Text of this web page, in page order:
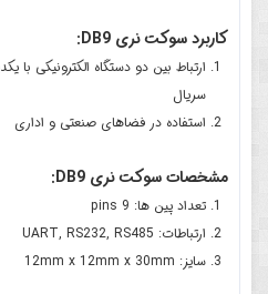
کاربرد سوکت نری DB9:
ارتباط بین دو دستگاه الکترونیکی با
سریال
استفاده در فضاهای صنعتی و اداری
مشخصات سوکت نری DB9:
تعداد پین ها: 9 pins
ارتباطات: UART, RS232, RS485
سایز: 12mm x 12mm x 30mm